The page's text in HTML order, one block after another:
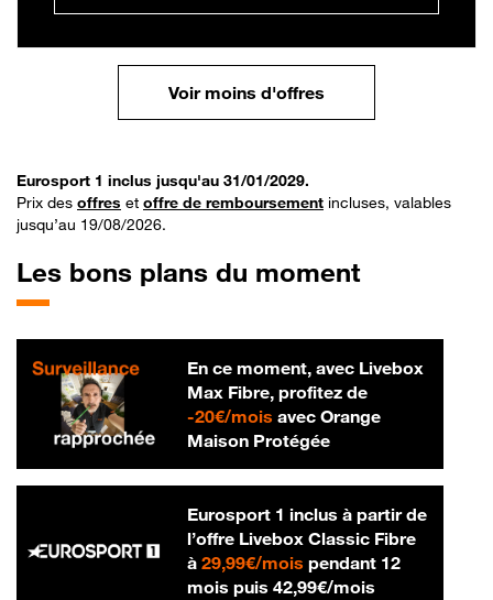
Voir moins d'offres
Eurosport 1 inclus jusqu'au 31/01/2029.
Prix des offres et offre de remboursement incluses, valables
jusqu’au 19/08/2026.
Les bons plans du moment
En ce moment, avec Livebox
Max Fibre, profitez de
-20€/mois20 € par mois
avec Orange
Maison Protégée
Eurosport 1 inclus à partir de
l’offre Livebox Classic Fibre
à 29,99€/mois29,99 € par mois
pendant 12
mois puis 42,99€/mois42,99 € par